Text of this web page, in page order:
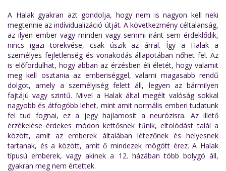
A Halak gyakran azt gondolja, hogy nem is nagyon kell neki
megtennie az indívidualizáció útját. A következmény céltalanság,
az ilyen ember vagy minden vagy semmi iránt sem érdeklődik,
nincs igazi törekvése, csak úszik az árral. Így a Halak a
személyes fejletlenség és vonakodás állapotában nőhet fel. Az
is előfordulhat, hogy abban az érzésben éli életét, hogy valamit
meg kell osztania az emberiséggel, valami magasabb rendű
dolgot, amely a személyiség felett áll, legyen az bármilyen
fajtájú vagy szintű. Mivel a Halak által megélt valóság sokkal
nagyobb és átfogóbb lehet, mint amit normális emberi tudatunk
fel tud fognai, ez a jegy hajlamosít a neurózisra. Az illető
érzékelése érdekes módon kettősnek tűnik, eltolódást talál a
között, amit az emberek általában létezőnek és helyesnek
tartanak, és a között, amit ő mindezek mögött érez. A Halak
típusú emberek, vagy akinek a 12. házában több bolygó áll,
gyakran meg nem értettek.